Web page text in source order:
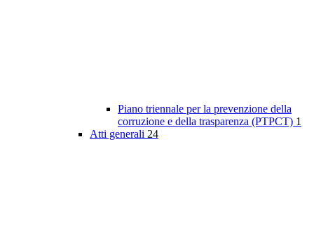
Piano triennale per la prevenzione della
corruzione e della trasparenza (PTPCT) 1
Atti generali 24